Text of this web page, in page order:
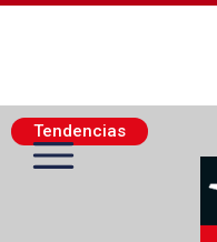
Tendencias